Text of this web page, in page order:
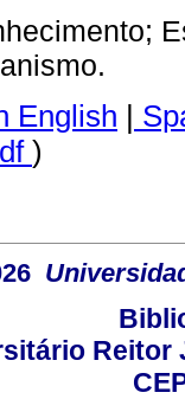
English |
)
Reitor